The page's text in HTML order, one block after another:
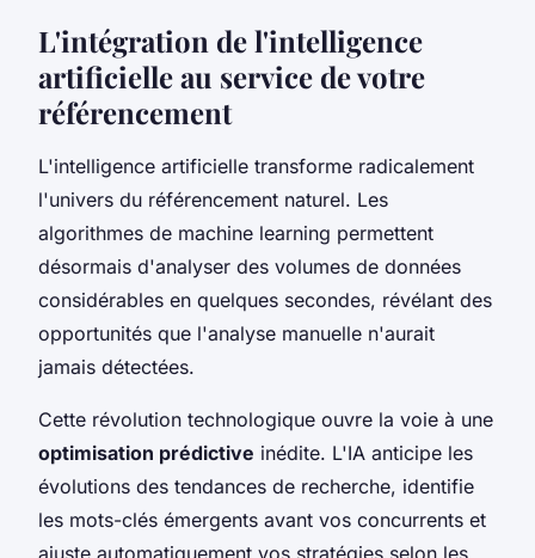
L'intégration de l'intelligence
artificielle au service de votre
référencement
L'intelligence artificielle transforme radicalement
l'univers du référencement naturel. Les
algorithmes de machine learning permettent
désormais d'analyser des volumes de données
considérables en quelques secondes, révélant des
opportunités que l'analyse manuelle n'aurait
jamais détectées.
Cette révolution technologique ouvre la voie à une
optimisation prédictive inédite. L'IA anticipe les
évolutions des tendances de recherche, identifie
les mots-clés émergents avant vos concurrents et
ajuste automatiquement vos stratégies selon les